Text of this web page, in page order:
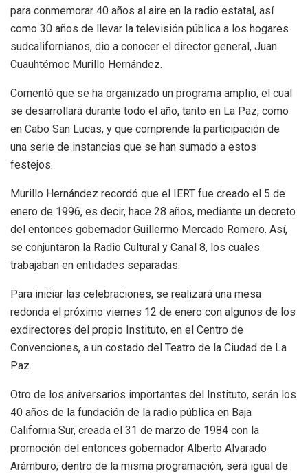
para conmemorar 40 años al aire en la radio estatal, así
como 30 años de llevar la televisión pública a los hogares
sudcalifornianos, dio a conocer el director general, Juan
Cuauhtémoc Murillo Hernández.
Comentó que se ha organizado un programa amplio, el cual
se desarrollará durante todo el año, tanto en La Paz, como
en Cabo San Lucas, y que comprende la participación de
una serie de instancias que se han sumado a estos
festejos.
Murillo Hernández recordó que el IERT fue creado el 5 de
enero de 1996, es decir, hace 28 años, mediante un decreto
del entonces gobernador Guillermo Mercado Romero. Así,
se conjuntaron la Radio Cultural y Canal 8, los cuales
trabajaban en entidades separadas.
Para iniciar las celebraciones, se realizará una mesa
redonda el próximo viernes 12 de enero con algunos de los
exdirectores del propio Instituto, en el Centro de
Convenciones, a un costado del Teatro de la Ciudad de La
Paz.
Otro de los aniversarios importantes del Instituto, serán los
40 años de la fundación de la radio pública en Baja
California Sur, creada el 31 de marzo de 1984 con la
promoción del entonces gobernador Alberto Alvarado
Arámburo; dentro de la misma programación, será igual de